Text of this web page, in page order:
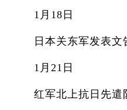
1月18日
日本关东军发表文告
1月21日
红军北上抗日先遣队